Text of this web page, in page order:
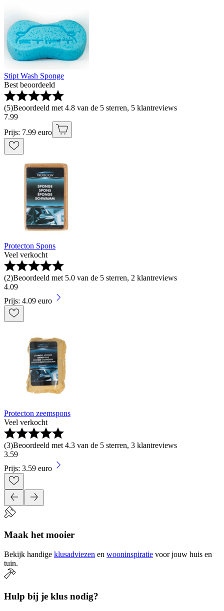
Stipt Wash Sponge
Best beoordeeld
(5)Beoordeeld met 4.8 van de 5 sterren, 5 klantreviews
7.99
Prijs: 7.99 euro
Protecton Spons
Veel verkocht
(2)Beoordeeld met 5.0 van de 5 sterren, 2 klantreviews
4.09
Prijs: 4.09 euro
Protecton zeemspons
Veel verkocht
(3)Beoordeeld met 4.3 van de 5 sterren, 3 klantreviews
3.59
Prijs: 3.59 euro
Maak het mooier
Bekijk handige klusadviezen en wooninspiratie voor jouw huis en
tuin.
Hulp bij je klus nodig?